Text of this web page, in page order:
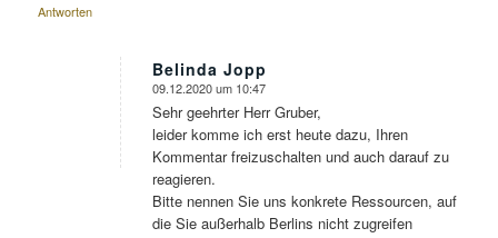
Antworten
Belinda Jopp
sagte:
09.12.2020 um 10:47
Sehr geehrter Herr Gruber,
leider komme ich erst heute dazu, Ihren
Kommentar freizuschalten und auch darauf zu
reagieren.
Bitte nennen Sie uns konkrete Ressourcen, auf
die Sie außerhalb Berlins nicht zugreifen